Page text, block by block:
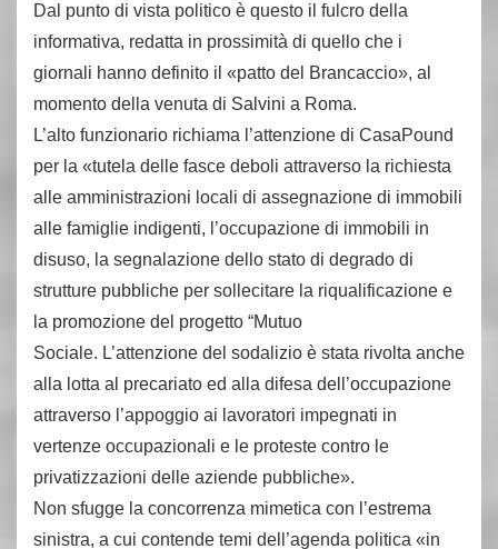
Dal punto di vista politico è questo il fulcro della
informativa, redatta in prossimità di quello che i
giornali hanno definito il «patto del Brancaccio», al
momento della venuta di Salvini a Roma.
L’alto funzionario richiama l’attenzione di CasaPound
per la «tutela delle fasce deboli attraverso la richiesta
alle amministrazioni locali di assegnazione di immobili
alle famiglie indigenti, l’occupazione di immobili in
disuso, la segnalazione dello stato di degrado di
strutture pubbliche per sollecitare la riqualificazione e
la promozione del progetto “Mutuo
Sociale. L’attenzione del sodalizio è stata rivolta anche
alla lotta al precariato ed alla difesa dell’occupazione
attraverso l’appoggio ai lavoratori impegnati in
vertenze occupazionali e le proteste contro le
privatizzazioni delle aziende pubbliche».
Non sfugge la concorrenza mimetica con l’estrema
sinistra, a cui contende temi dell’agenda politica «in